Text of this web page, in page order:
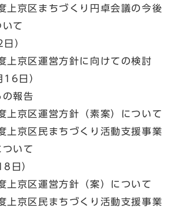
上京区まちづくり円卓会議の今後
て
日）
上京区運営方針に向けての検討
16日）
の報告
上京区運営方針（素案）について
上京区民まちづくり活動支援事業
いて
日）
上京区運営方針（案）について
上京区民まちづくり活動支援事業